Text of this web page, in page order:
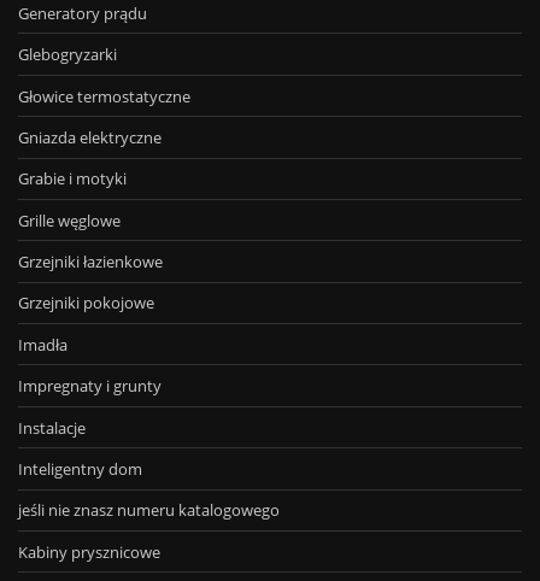
Generatory prądu
Glebogryzarki
Głowice termostatyczne
Gniazda elektryczne
Grabie i motyki
Grille węglowe
Grzejniki łazienkowe
Grzejniki pokojowe
Imadła
Impregnaty i grunty
Instalacje
Inteligentny dom
jeśli nie znasz numeru katalogowego
Kabiny prysznicowe